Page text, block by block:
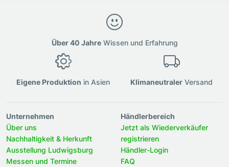
Über 40 JahreWissen und Erfahrung
Eigene Produktion in Asien Klimaneutraler Versand
Unternehmen
Über uns
Nachhaltigkeit & Herkunft
Ausstellung Ludwigsburg
Messen und Termine
Händlerbereich
Jetzt als Wiederverkäufer
registrieren
Händler-Login
FAQ